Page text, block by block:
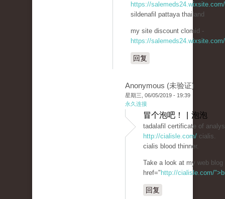
https://
sildenafil pattaya thailand
my site discount clomid -
https://
回复
Anonymous (未验证)
星期三, 06/05/2019 - 19:39
永久连接
冒个泡吧！ | 泡泡
tadalafil certificate of
http://cialisle.com/ cialis.
cialis blood thinner.
Take a look at my web
href=" http://cialisle.com/
回复